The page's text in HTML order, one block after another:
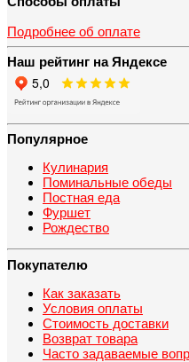
Подробнее об оплате
Наш рейтинг на Яндексе
Популярное
Кулинария
Поминальные обеды
Постная еда
Фуршет
Рождество
Покупателю
Как заказать
Условия оплаты
Стоимость доставки
Возврат товара
Часто задаваемые